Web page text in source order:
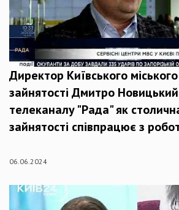
Директор Київського
зайнятості Дмитро Новицький
телеканалу "Рада" як
зайнятості співпрацює з
06.06.2024